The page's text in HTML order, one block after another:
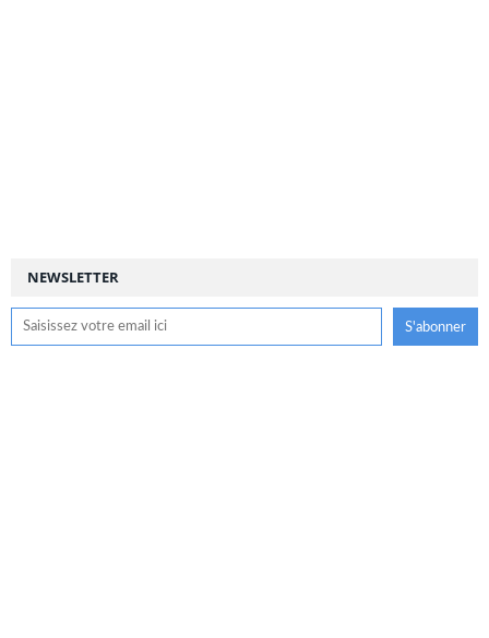
NEWSLETTER